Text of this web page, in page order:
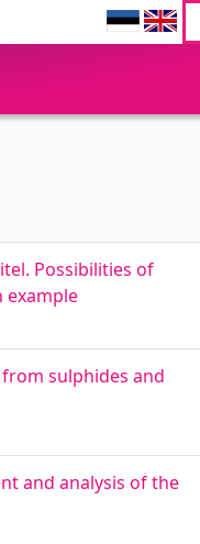
Possibilities of
example
sulphides and
and analysis of the